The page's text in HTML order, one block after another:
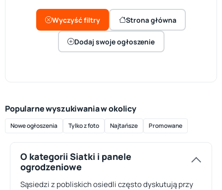
Wyczyść filtry Strona główna
Dodaj swoje ogłoszenie
Popularne wyszukiwania w okolicy
Nowe ogłoszenia Tylko z foto Najtańsze Promowane
O kategorii Siatki i panele
ogrodzeniowe
Sąsiedzi z pobliskich osiedli często dyskutują przy